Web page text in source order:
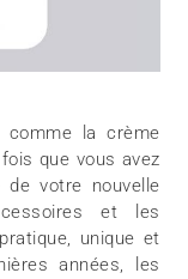
comme la crème
que vous avez
votre nouvelle
et les
unique et
années, les